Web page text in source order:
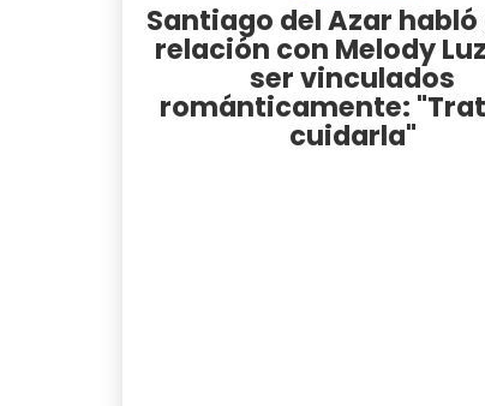
Santiago del Azar habló
relación con Melody
ser vinculados
románticamente:
cuidarla"